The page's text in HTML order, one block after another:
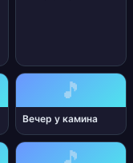
🎵
Вечер у камина